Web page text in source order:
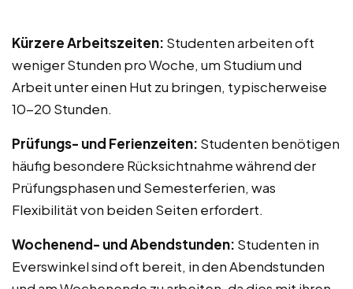
Kürzere Arbeitszeiten: Studenten arbeiten oft
weniger Stunden pro Woche, um Studium und
Arbeit unter einen Hut zu bringen, typischerweise
10-20 Stunden.
Prüfungs- und Ferienzeiten: Studenten benötigen
häufig besondere Rücksichtnahme während der
Prüfungsphasen und Semesterferien, was
Flexibilität von beiden Seiten erfordert.
Wochenend- und Abendstunden: Studenten in
Everswinkel sind oft bereit, in den Abendstunden